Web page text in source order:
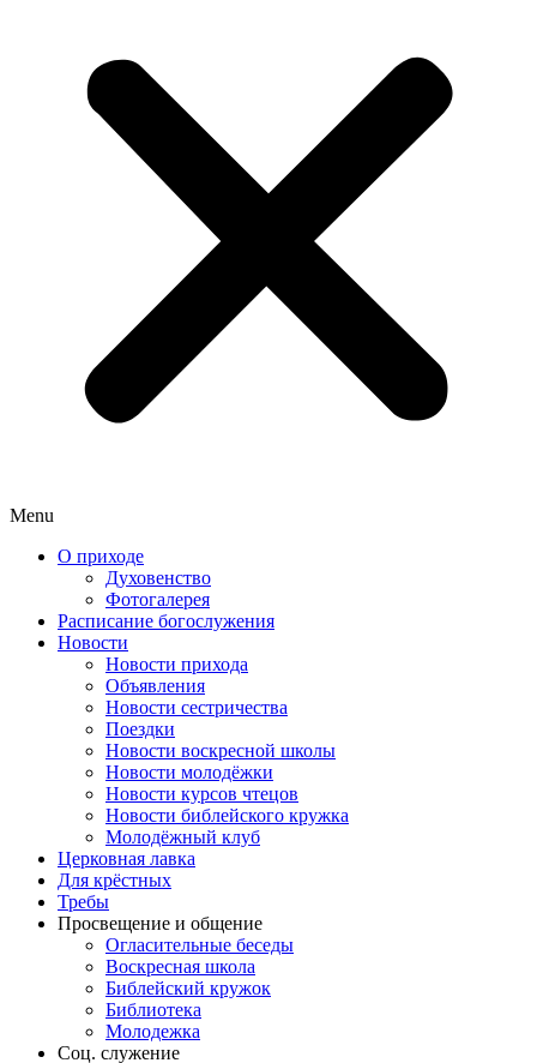
Menu
О приходе
Духовенство
Фотогалерея
Расписание богослужения
Новости
Новости прихода
Объявления
Новости сестричества
Поездки
Новости воскресной школы
Новости молодёжки
Новости курсов чтецов
Новости библейского кружка
Молодёжный клуб
Церковная лавка
Для крёстных
Требы
Просвещение и общение
Огласительные беседы
Воскресная школа
Библейский кружок
Библиотека
Молодежка
Соц. служение